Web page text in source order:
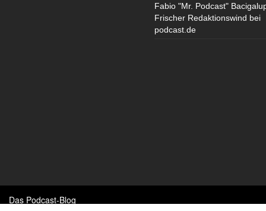
Fabio "Mr. Podcast"
Frischer Redaktionswind bei
podcast.de
Das Podcast-Blog